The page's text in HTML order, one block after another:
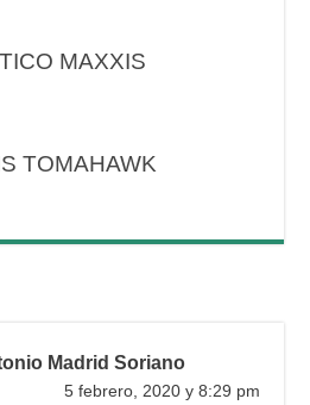
MAXXIS
TOMAHAWK
Madrid Soriano
5 febrero, 2020 y 8:29 pm